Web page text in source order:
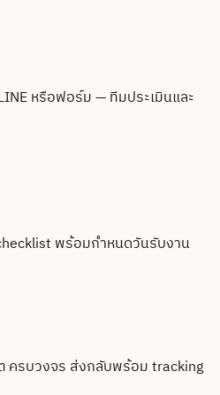
หรือฟอร์ม — ทีมประเมินและ
พร้อมกำหนดวันรับงาน
รบวงจร ส่งกลับพร้อม tracking